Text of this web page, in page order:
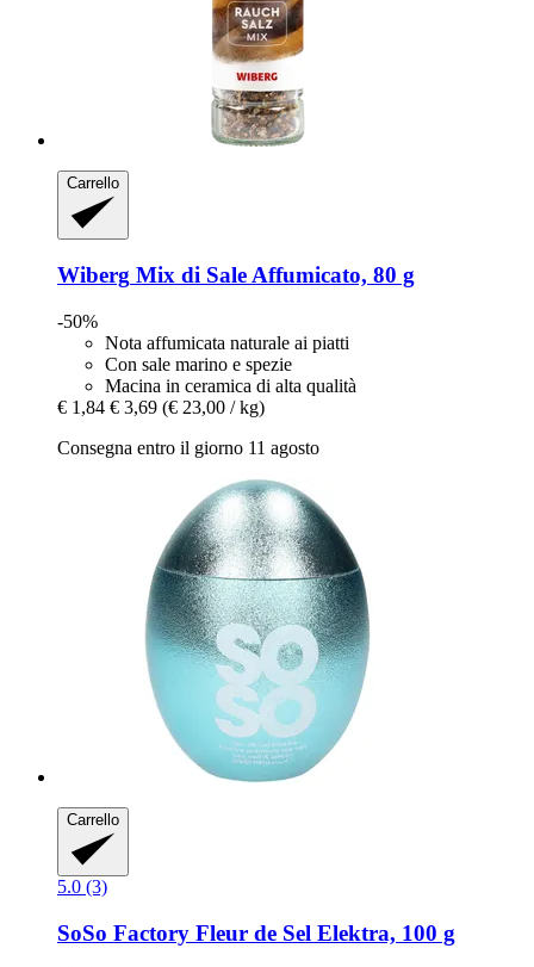
Carrello
Wiberg Mix di Sale Affumicato, 80 g
-50%
Nota affumicata naturale ai piatti
Con sale marino e spezie
Macina in ceramica di alta qualità
€ 1,84 € 3,69 (€ 23,00 / kg)
Consegna entro il giorno 11 agosto
Carrello
5.0 (3)
SoSo Factory Fleur de Sel Elektra, 100 g